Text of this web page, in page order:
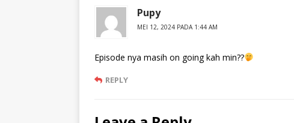
Pupy
MEI 12, 2024 PADA 1:44 AM
Episode nya masih on going kah min??
REPLY